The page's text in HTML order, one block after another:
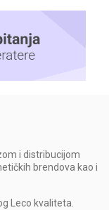
i distribucijom
brendova kao i
Leco kvaliteta.